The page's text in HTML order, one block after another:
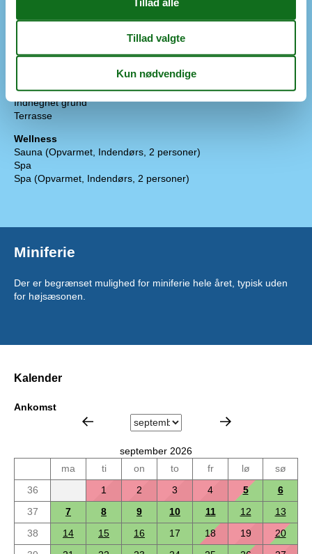
Bademuligheder fra sandstrand
Havegrill
Indhegnet grund
Terrasse
Wellness
Sauna (Opvarmet, Indendørs, 2 personer)
Spa
Spa (Opvarmet, Indendørs, 2 personer)
Miniferie
Der er begrænset mulighed for miniferie hele året, typisk uden
for højsæsonen.
Kalender
Ankomst
september 2026
ma
ti on to fr lø
sø
36
1 2 3 4 5
6
37
7 8 9 10 11 12
13
38
14 15 16 17 18 19
20